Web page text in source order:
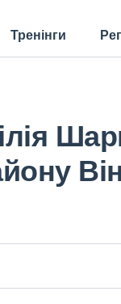
Тренінги